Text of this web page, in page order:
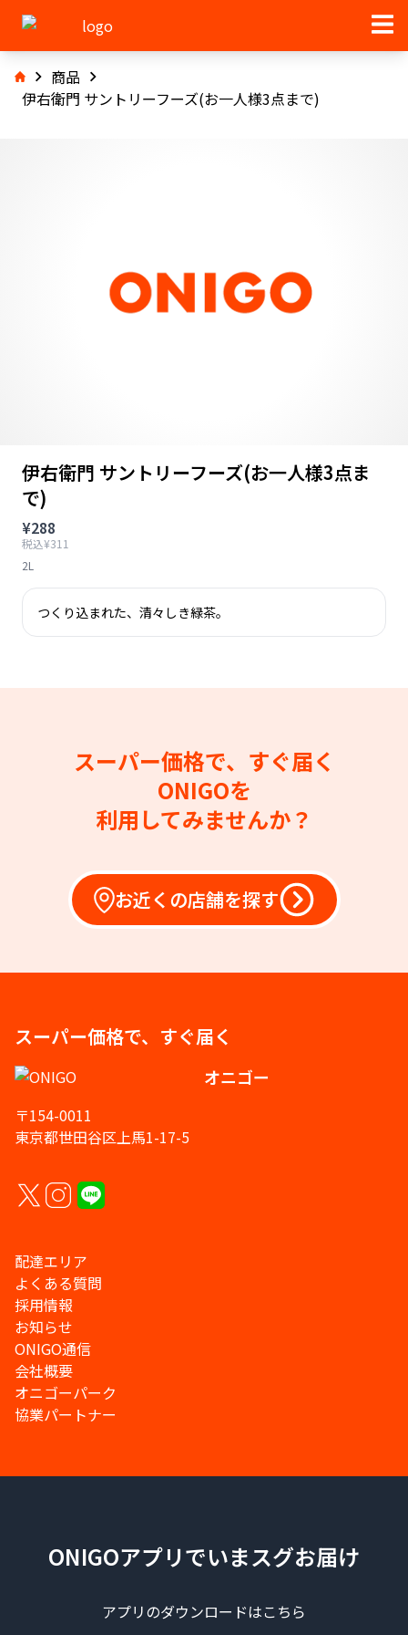
商品
伊右衛門 サントリーフーズ(お一人様3点まで)
伊右衛門 サントリーフーズ(お一人様3点ま
で)
¥288
税込¥311
2L
つくり込まれた、清々しき緑茶。
スーパー価格で、すぐ届く
ONIGOを
利用してみませんか？
お近くの店舗を探す
スーパー価格で、すぐ届く
オニゴー
〒154-0011
東京都世田谷区上馬1-17-5
配達エリア
よくある質問
採用情報
お知らせ
ONIGO通信
会社概要
オニゴーパーク
協業パートナー
ONIGOアプリでいまスグお届け
アプリのダウンロードはこちら